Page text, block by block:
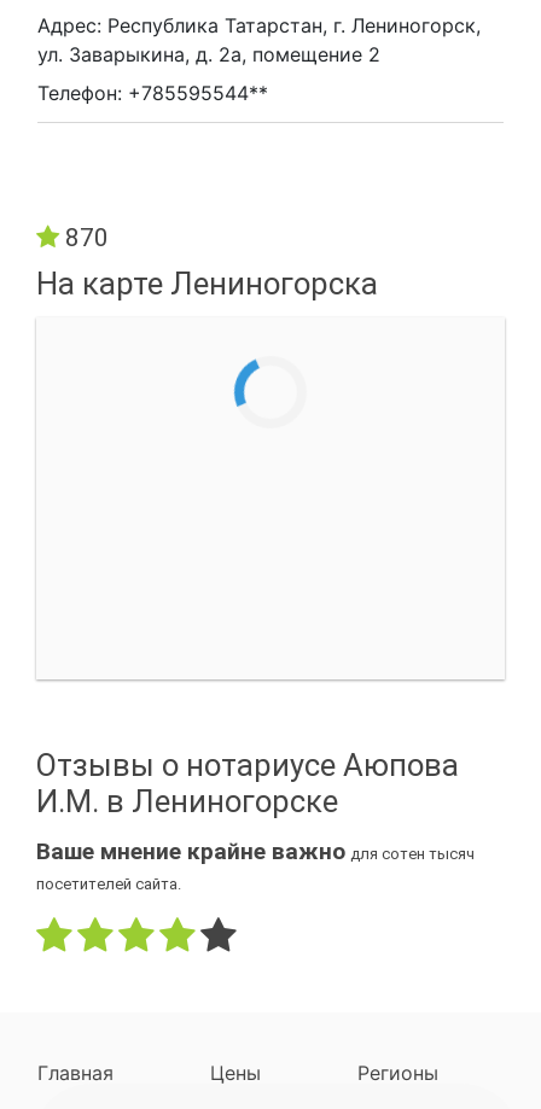
Адрес: Республика Татарстан, г. Лениногорск,
ул. Заварыкина, д. 2а, помещение 2
Телефон: +785595544**
870
На карте Лениногорска
Отзывы о нотариусе Аюпова
И.М. в Лениногорске
Ваше мнение крайне важно для сотен тысяч
посетителей сайта.
Главная Цены
Регионы